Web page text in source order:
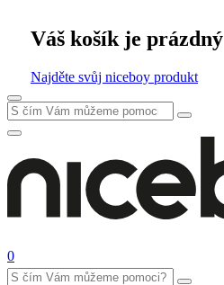
Váš košík je prázdný
Najděte svůj niceboy produkt
0